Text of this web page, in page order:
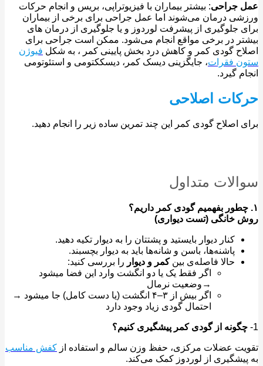
جراحی : بیشتر بیماران با فیزیوتراپی، بریس و انجام حرکات
درمان می‌شوند اما عمل جراحی برای برخی از بیماران
جلوگیری از پیشرفت لوردوز و یا جلوگیری از درمان های
در برخی مواقع انجام می‌شود. ممکن است جراحی برای
گودی کمر و کاهش درد بخش پایینی کمر ، به شکلفیوژن
فقرات، جایگزینی دیسک کمر، دیسککتومی و استئوتومی
گیرد.
اصلاحی
اصلاح گودی کمر این چند تمرین ساده زیر را انجام دهید.
متداول
خانگی (تست دیواری)
کنار دیوار بایستید و پشتتان را به دیوار تکیه دهید.
پاشنه‌ها، باسن و شانه‌ها باید به دیوار بچسبند.
حالا فاصله‌ی بینکمر و دیوار را بررسی کنید:
اگر فقط یک یا دو انگشت وارد این فضا میشود
→وضعیت نرمال
اگر بیش از ۳–۴ انگشت (یا دست کامل) جا میشود →
احتمال گودی زیاد وجود دارد
از گودی کمر پیشگیری کنیم؟
عضلات مرکزی، حفظ وزن سالم و استفاده ازکفش مناسب
از لوردوز کمک می‌کند.